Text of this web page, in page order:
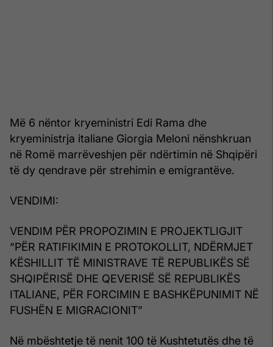
Më 6 nëntor kryeministri Edi Rama dhe
kryeministrja italiane Giorgia Meloni nënshkruan
në Romë marrëveshjen për ndërtimin në Shqipëri
të dy qendrave për strehimin e emigrantëve.
VENDIMI:
VENDIM PËR PROPOZIMIN E PROJEKTLIGJIT
“PËR RATIFIKIMIN E PROTOKOLLIT, NDËRMJET
KËSHILLIT TË MINISTRAVE TË REPUBLIKËS SË
SHQIPËRISË DHE QEVERISË SË REPUBLIKËS
ITALIANE, PËR FORCIMIN E BASHKËPUNIMIT NË
FUSHËN E MIGRACIONIT”
Në mbështetje të nenit 100 të Kushtetutës dhe të